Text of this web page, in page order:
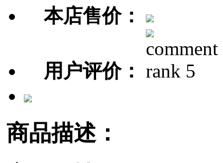
本店售价：
用户评价：
商品描述：